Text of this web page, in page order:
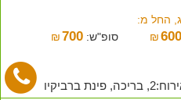
החל מ:
₪600 סופ"ש: ₪ 700
ברביקיו